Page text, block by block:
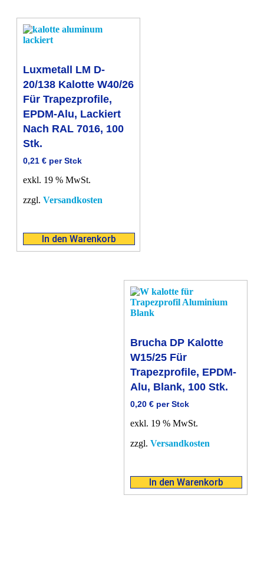
Luxmetall LM D-
20/138 Kalotte W40/26
Für Trapezprofile,
EPDM-Alu, Lackiert
Nach RAL 7016, 100
Stk.
0,21 € per Stck
exkl. 19 % MwSt.
zzgl. Versandkosten
In den Warenkorb
Brucha DP Kalotte
W15/25 Für
Trapezprofile, EPDM-
Alu, Blank, 100 Stk.
0,20 € per Stck
exkl. 19 % MwSt.
zzgl. Versandkosten
In den Warenkorb